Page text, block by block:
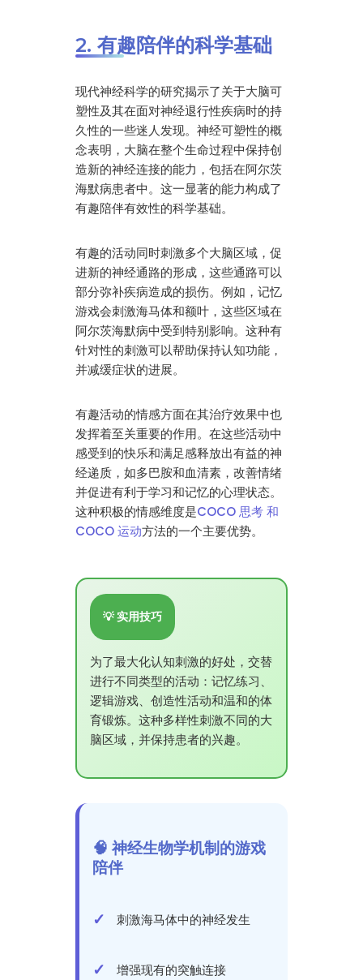
2. 有趣陪伴的科学基础
现代神经科学的研究揭示了关于大脑可
塑性及其在面对神经退行性疾病时的持
久性的一些迷人发现。神经可塑性的概
念表明，大脑在整个生命过程中保持创
造新的神经连接的能力，包括在阿尔茨
海默病患者中。这一显著的能力构成了
有趣陪伴有效性的科学基础。
有趣的活动同时刺激多个大脑区域，促
进新的神经通路的形成，这些通路可以
部分弥补疾病造成的损伤。例如，记忆
游戏会刺激海马体和额叶，这些区域在
阿尔茨海默病中受到特别影响。这种有
针对性的刺激可以帮助保持认知功能，
并减缓症状的进展。
有趣活动的情感方面在其治疗效果中也
发挥着至关重要的作用。在这些活动中
感受到的快乐和满足感释放出有益的神
经递质，如多巴胺和血清素，改善情绪
并促进有利于学习和记忆的心理状态。
这种积极的情感维度是COCO 思考 和
COCO 运动方法的一个主要优势。
💡 实用技巧
为了最大化认知刺激的好处，交替
进行不同类型的活动：记忆练习、
逻辑游戏、创造性活动和温和的体
育锻炼。这种多样性刺激不同的大
脑区域，并保持患者的兴趣。
🧠 神经生物学机制的游戏
陪伴
刺激海马体中的神经发生
增强现有的突触连接